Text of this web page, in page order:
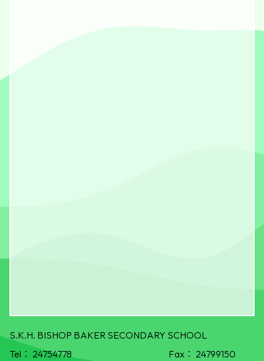
S.K.H. BISHOP BAKER SECONDARY SCHOOL
Tel： 24754778 Fax： 24799150